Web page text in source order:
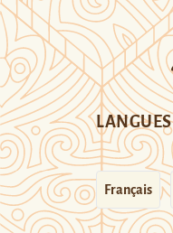
LANGUES
Français